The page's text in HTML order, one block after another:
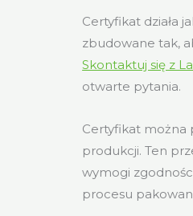
Certyfikat działa
zbudowane tak,
Skontaktuj się z
otwarte pytania.
Certyfikat można
produkcji. Ten
wymogi
procesu